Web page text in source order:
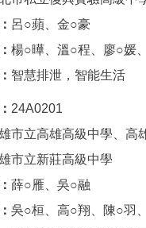
呂○蘋、金○豪
楊○曄、溫○程、廖○媛
智慧排泄，智能生活
24A0201
市立高雄高級中學、高
市立新莊高級中學
薛○雁、吳○融
吳○桓、高○翔、陳○羽